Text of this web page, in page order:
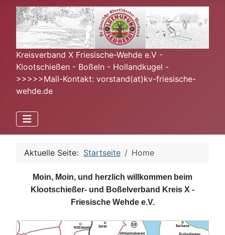
Kreisverband X Friesische-Wehde e.V -
Klootschießen - Boßeln - Hollandkugel -
>>>>>Mail-Kontakt: vorstand(at)kv-friesische-
wehde.de
Aktuelle Seite: Startseite Home
Moin, Moin, und herzlich willkommen beim
Klootschießer- und Boßelverband Kreis X -
Friesische Wehde e.V.